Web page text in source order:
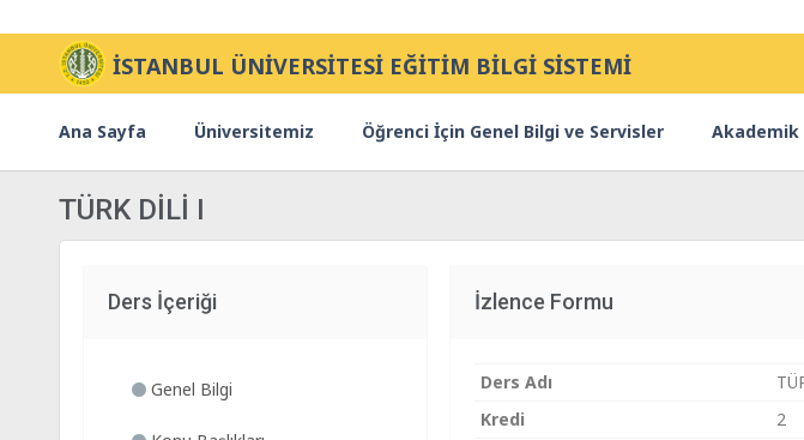
İSTANBUL ÜNİVERSİTESİ EĞİTİM BİLGİ SİSTEMİ
Ana Sayfa Üniversitemiz Öğrenci İçin Genel Bilgi ve Servisler Akademik
TÜRK DİLİ I
Ders İçeriği
Genel Bilgi
İzlence Formu
Ders Adı
Kredi
2